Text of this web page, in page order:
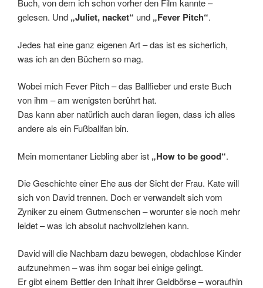
Buch, von dem ich schon vorher den Film kannte –
gelesen. Und „Juliet, nacket“ und „Fever Pitch“.
Jedes hat eine ganz eigenen Art – das ist es sicherlich,
was ich an den Büchern so mag.
Wobei mich Fever Pitch – das Ballfieber und erste Buch
von ihm – am wenigsten berührt hat.
Das kann aber natürlich auch daran liegen, dass ich alles
andere als ein Fußballfan bin.
Mein momentaner Liebling aber ist „How to be good“.
Die Geschichte einer Ehe aus der Sicht der Frau. Kate will
sich von David trennen. Doch er verwandelt sich vom
Zyniker zu einem Gutmenschen – worunter sie noch mehr
leidet – was ich absolut nachvollziehen kann.
David will die Nachbarn dazu bewegen, obdachlose Kinder
aufzunehmen – was ihm sogar bei einige gelingt.
Er gibt einem Bettler den Inhalt ihrer Geldbörse – woraufhin